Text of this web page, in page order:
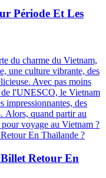
Période Et Les
du charme du Vietnam,
une culture vibrante, des
Avec pas moins
de l'UNESCO, le Vietnam
impressionnantes, des
Alors, quand partir au
voyage au Vietnam ?
Billet Retour En